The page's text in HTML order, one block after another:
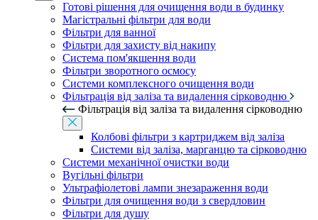
Готові рішення для очищення води в будинку
Магістральні фільтри для води
Фільтри для ванної
Фільтри для захисту від накипу
Система пом'якшення води
Фільтри зворотного осмосу
Системи комплексного очищення води
Фільтрація від заліза та видалення сірководню
Фільтрація від заліза та видалення сірководню
Колбові фільтри з картриджем від заліза
Системи від заліза, марганцю та сірководню
Системи механічної очистки води
Вугільні фільтри
Ультрафіолетові лампи знезараження води
Фільтри для очищення води з свердловин
Фільтри для душу